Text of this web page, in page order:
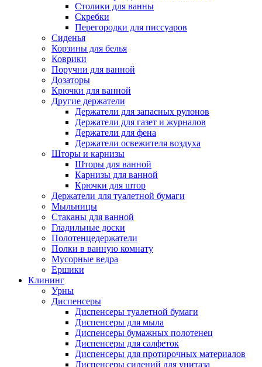
Столики для ванны
Скребки
Перегородки для писсуаров
Сиденья
Корзины для белья
Коврики
Поручни для ванной
Дозаторы
Крючки для ванной
Другие держатели
Держатели для запасных рулонов
Держатели для газет и журналов
Держатели для фена
Держатели освежителя воздуха
Шторы и карнизы
Шторы для ванной
Карнизы для ванной
Крючки для штор
Держатели для туалетной бумаги
Мыльницы
Стаканы для ванной
Гладильные доски
Полотенцедержатели
Полки в ванную комнату
Мусорные ведра
Ершики
Клининг
Урны
Диспенсеры
Диспенсеры туалетной бумаги
Диспенсеры для мыла
Диспенсеры бумажных полотенец
Диспенсеры для салфеток
Диспенсеры для протирочных материалов
Диспенсеры сидений для унитаза